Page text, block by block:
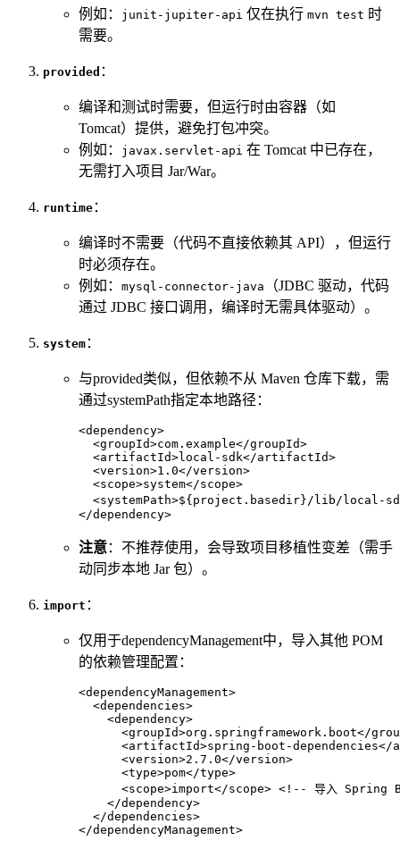
例如：
junit-jupiter-api 仅在执行 mvn test 时
需要。
provided ：
编译和测试时需要，但运行时由容器（如
Tomcat）提供，避免打包冲突。
例如：
javax.servlet-api 在 Tomcat 中已存在，
无需打入项目 Jar/War。
runtime ：
编译时不需要（代码不直接依赖其 API），但运行
时必须存在。
例如： mysql-connector-java
（JDBC 驱动，代码
通过 JDBC 接口调用，编译时无需具体驱动）。
system ：
与provided类似，但依赖不从 Maven 仓库下载，需
通过systemPath指定本地路径：
<dependency>
<groupId>com.example</groupId>
<artifactId>local-sdk</artifactId>
<version>1.0</version>
<scope>system</scope>
<systemPath>${project.basedir}/lib/local-
</dependency>
注意：不推荐使用，会导致项目移植性变差（需手
动同步本地 Jar 包）。
import ：
仅用于dependencyManagement中，导入其他 POM
的依赖管理配置：
<dependencyManagement>
<dependencies>
<dependency>
<groupId>org.springframework.boot</
<artifactId>spring-boot-dependencies</
<version>2.7.0</version>
<type>pom</type>
<scope>import</scope> <!-- 导入 Spring
</dependency>
</dependencies>
</dependencyManagement>